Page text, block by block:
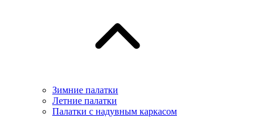
Зимние палатки
Летние палатки
Палатки с надувным каркасом